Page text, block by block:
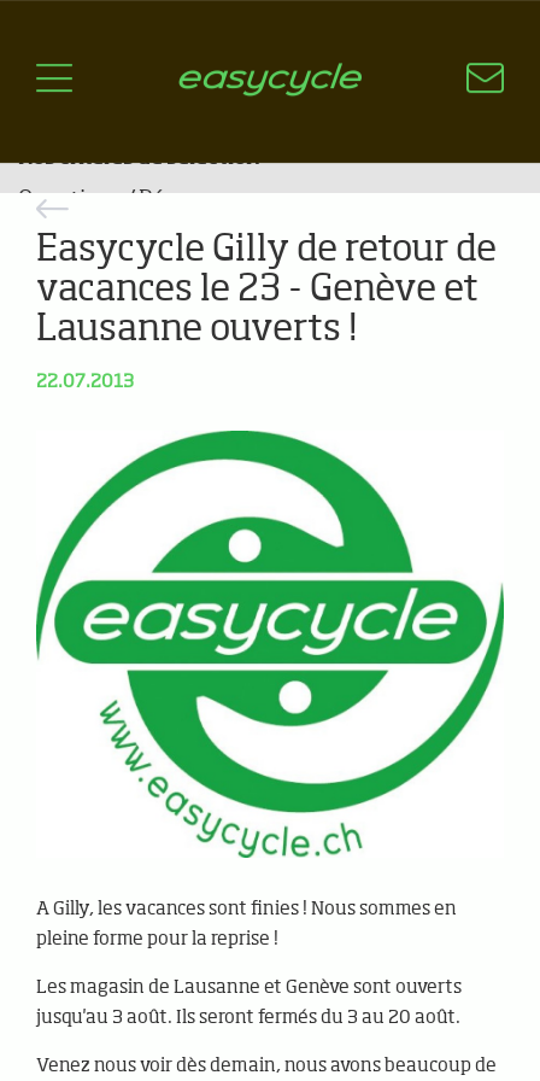
Aspects techniques
Nos critères de sélection
Questions / Réponses
A jour
News
Easycycle Gilly de retour de
vacances le 23 - Genève et
Lausanne ouverts !
22.07.2013
A Gilly, les vacances sont finies ! Nous sommes en
pleine forme pour la reprise !
Les magasin de Lausanne et Genève sont ouverts
jusqu'au 3 août. Ils seront fermés du 3 au 20 août.
Venez nous voir dès demain, nous avons beaucoup de